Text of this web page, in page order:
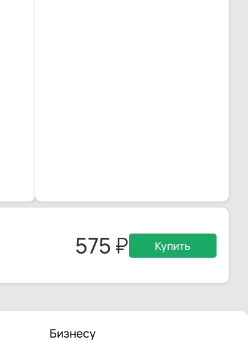
575 Купить
Бизнесу